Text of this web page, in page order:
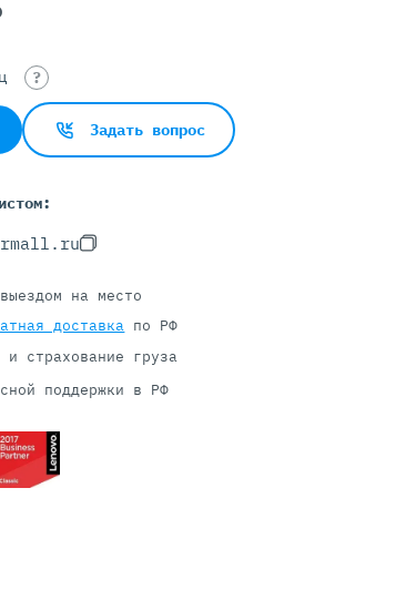
Серверы С GPU
С GPU NVIDIA
С GPU AMD
С 2 GPU
8 GPU
?
Задать вопрос
на место
доставка по РФ
и страхование груза
поддержки в РФ